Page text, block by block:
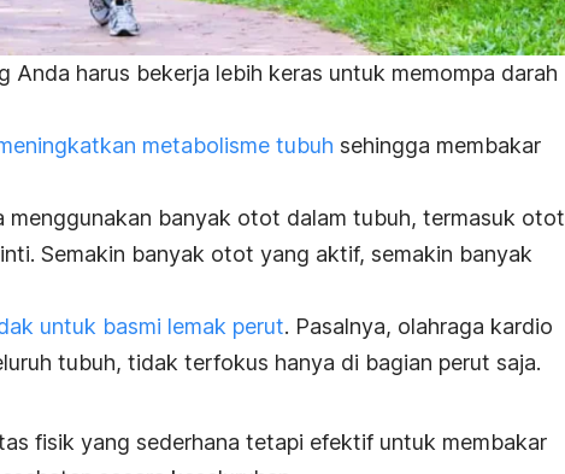
Anda harus bekerja lebih keras untuk memompa darah
metabolisme tubuh sehingga membakar
menggunakan banyak otot dalam tubuh, termasuk otot
Semakin banyak otot yang aktif, semakin banyak
untuk basmi lemak perut. Pasalnya, olahraga kardio
tubuh, tidak terfokus hanya di bagian perut saja.
fisik yang sederhana tetapi efektif untuk membakar